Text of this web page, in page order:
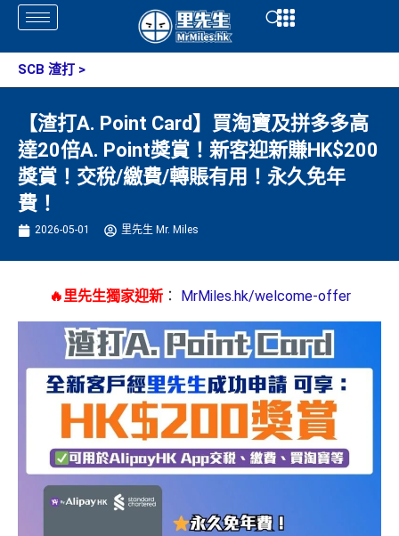
Skip
content
Open
SCB 渣打 >
【渣打A. Point Card】買淘寶及拼多多高
達20倍A. Point獎賞！新客迎新賺HK$200
獎賞！交稅/繳費/轉賬有用！永久免年
費！
2026-05-01 里先生 Mr. Miles
🔥里先生獨家迎新： MrMiles.hk/welcome-offer